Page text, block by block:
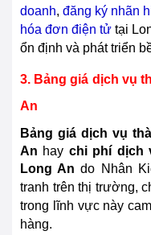
doanh,đăng ký nhãn
hóa đơn điện tử tại
ổn định và phát triển
3. Bảng giá dịch vụ
An
Bảng giá dịch vụ
An hay chi phí dịch
Long An do Nhân
tranh trên thị trường,
trong lĩnh vực này
hàng.